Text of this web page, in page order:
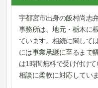
宇都宮市出身の飯村尚志
事務所は、地元・栃木に
ています。相続に関して
には事業承継に至るまで
は1時間無料で受け付け
相談に柔軟に対応していま